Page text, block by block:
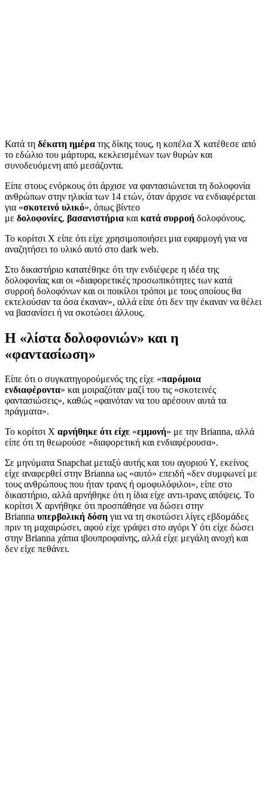
Κατά τη δέκατη ημέρα της δίκης τους, η κοπέλα Χ κατέθεσε από
το εδώλιο του μάρτυρα, κεκλεισμένων των θυρών και
συνοδευόμενη από μεσάζοντα.
Είπε στους ενόρκους ότι άρχισε να φαντασιώνεται τη δολοφονία
ανθρώπων στην ηλικία των 14 ετών, όταν άρχισε να ενδιαφέρεται
για «σκοτεινό υλικό», όπως βίντεο
με δολοφονίες, βασανιστήρια και κατά συρροή δολοφόνους.
Το κορίτσι Χ είπε ότι είχε χρησιμοποιήσει μια εφαρμογή για να
αναζητήσει το υλικό αυτό στο dark web.
Στο δικαστήριο κατατέθηκε ότι την ενδιέφερε η ιδέα της
δολοφονίας και οι «διαφορετικές προσωπικότητες των κατά
συρροή δολοφόνων και οι ποικίλοι τρόποι με τους οποίους θα
εκτελούσαν τα όσα έκαναν», αλλά είπε ότι δεν την έκαναν να θέλει
να βασανίσει ή να σκοτώσει άλλους.
Η «λίστα δολοφονιών» και η
«φαντασίωση»
Είπε ότι ο συγκατηγορούμενός της είχε «παρόμοια
ενδιαφέροντα» και μοιραζόταν μαζί του τις «σκοτεινές
φαντασιώσεις», καθώς «φαινόταν να του αρέσουν αυτά τα
πράγματα».
Το κορίτσι Χ αρνήθηκε ότι είχε «εμμονή» με την Brianna, αλλά
είπε ότι τη θεωρούσε «διαφορετική και ενδιαφέρουσα».
Σε μηνύματα Snapchat μεταξύ αυτής και του αγοριού Υ, εκείνος
είχε αναφερθεί στην Brianna ως «αυτό» επειδή «δεν συμφωνεί με
τους ανθρώπους που ήταν τρανς ή ομοφυλόφιλοι», είπε στο
δικαστήριο, αλλά αρνήθηκε ότι η ίδια είχε αντι-τρανς απόψεις. Το
κορίτσι Χ αρνήθηκε ότι προσπάθησε να δώσει στην
Brianna υπερβολική δόση για να τη σκοτώσει λίγες εβδομάδες
πριν τη μαχαιρώσει, αφού είχε γράψει στο αγόρι Υ ότι είχε δώσει
στην Brianna χάπια ιβουπροφαίνης, αλλά είχε μεγάλη ανοχή και
δεν είχε πεθάνει.